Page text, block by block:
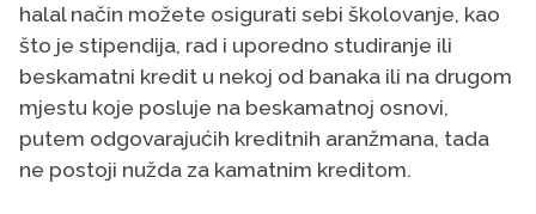
halal način možete osigurati sebi školovanje, kao
što je stipendija, rad i uporedno studiranje ili
beskamatni kredit u nekoj od banaka ili na drugom
mjestu koje posluje na beskamatnoj osnovi,
putem odgovarajućih kreditnih aranžmana, tada
ne postoji nužda za kamatnim kreditom.